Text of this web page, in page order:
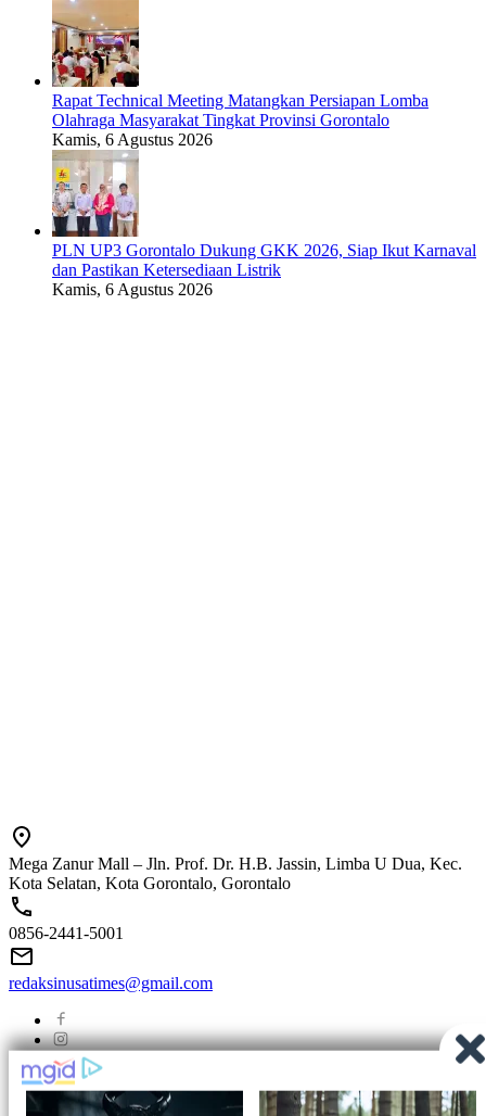
Rapat Technical Meeting Matangkan Persiapan Lomba
Olahraga Masyarakat Tingkat Provinsi Gorontalo
Kamis, 6 Agustus 2026
PLN UP3 Gorontalo Dukung GKK 2026, Siap Ikut Karnaval
dan Pastikan Ketersediaan Listrik
Kamis, 6 Agustus 2026
Mega Zanur Mall – Jln. Prof. Dr. H.B. Jassin, Limba U Dua, Kec.
Kota Selatan, Kota Gorontalo, Gorontalo
0856-2441-5001
redaksinusatimes@gmail.com
Tentang Kami